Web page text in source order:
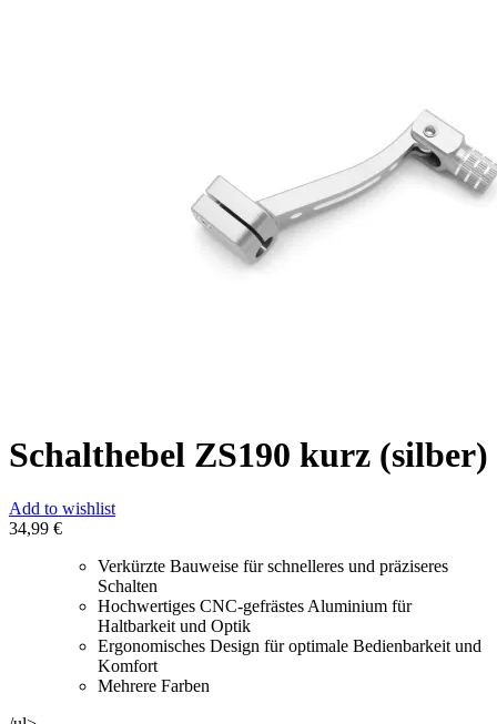
Schalthebel ZS190 kurz (silber)
Add to wishlist
34,99 €
Verkürzte Bauweise für schnelleres und präziseres
Schalten
Hochwertiges CNC-gefrästes Aluminium für
Haltbarkeit und Optik
Ergonomisches Design für optimale Bedienbarkeit und
Komfort
Mehrere Farben